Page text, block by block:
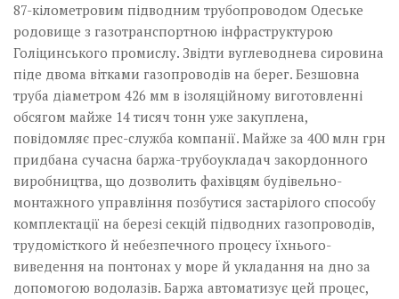
87-кілометровим підводним трубопроводом Одеське
родовище з газотранспортною інфраструктурою
Голіцинського промислу. Звідти вуглеводнева сировина
піде двома вітками газопроводів на берег. Безшовна
труба діаметром 426 мм в ізоляційному виготовленні
обсягом майже 14 тисяч тонн уже закуплена,
повідомляє прес-служба компанії. Майже за 400 млн грн
придбана сучасна баржа-трубоукладач закордонного
виробництва, що дозволить фахівцям будівельно-
монтажного уп­равління позбутися застарілого способу
комплектації на березі секцій підводних газо­проводів,
трудомісткого й небезпечного процесу їхнього­
виведення на понтонах у море й укладання на дно за
допомогою водолазів. Баржа автоматизує цей процес,